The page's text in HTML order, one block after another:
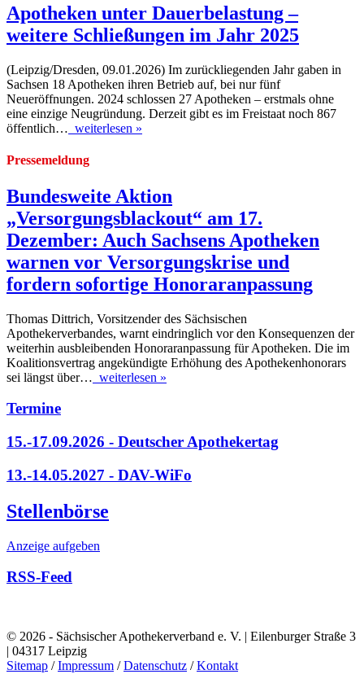
Apotheken unter Dauerbelastung –
weitere Schließungen im Jahr 2025
(Leipzig/Dresden, 09.01.2026) Im zurückliegenden Jahr gaben in
Sachsen 18 Apotheken ihren Betrieb auf, bei nur fünf
Neueröffnungen. 2024 schlossen 27 Apotheken – erstmals ohne
eine einzige Neugründung. Derzeit gibt es im Freistaat noch 867
öffentlich… weiterlesen »
Pressemeldung
Bundesweite Aktion
„Versorgungsblackout“ am 17.
Dezember: Auch Sachsens Apotheken
warnen vor Versorgungskrise und
fordern sofortige Honoraranpassung
Thomas Dittrich, Vorsitzender des Sächsischen
Apothekerverbandes, warnt eindringlich vor den Konsequenzen der
weiterhin ausbleibenden Honoraranpassung für Apotheken. Die im
Koalitionsvertrag angekündigte Erhöhung des Apothekenhonorars
sei längst über… weiterlesen »
Termine
15.-17.09.2026 - Deutscher Apothekertag
13.-14.05.2027 - DAV-WiFo
Stellenbörse
Anzeige aufgeben
RSS-Feed
© 2026 - Sächsischer Apothekerverband e. V. | Eilenburger Straße 3
| 04317 Leipzig
Sitemap /Impressum /Datenschutz /Kontakt